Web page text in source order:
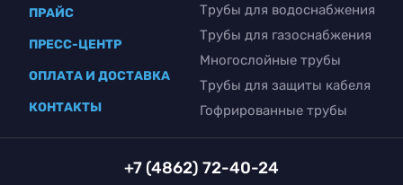
ПРАЙС
ПРЕСС-ЦЕНТР
ОПЛАТА И ДОСТАВКА
КОНТАКТЫ
Трубы для водоснабжения
Трубы для газоснабжения
Многослойные трубы
Трубы для защиты кабеля
Гофрированные трубы
+7 (4862) 72-40-24